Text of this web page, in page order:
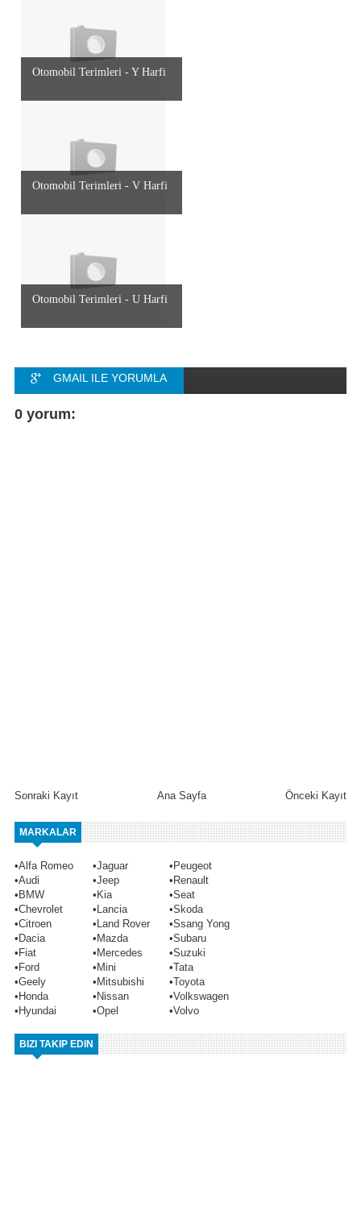
Otomobil Terimleri - Y Harfi
Otomobil Terimleri - V Harfi
Otomobil Terimleri - U Harfi
GMAIL ILE YORUMLA
FACEBOOK ILE
0 yorum:
Sonraki Kayıt Önceki Kayıt
Ana Sayfa
MARKALAR
•Alfa Romeo •Jaguar •Peugeot
•Audi •Jeep •Renault
•BMW •Kia •Seat
•Chevrolet •Lancia •Skoda
•Citroen •Land Rover •Ssang Yong
•Dacia •Mazda •Subaru
•Fiat •Mercedes •Suzuki
•Ford •Mini •Tata
•Geely •Mitsubishi •Toyota
•Honda •Nissan •Volkswagen
•Hyundai •Opel •Volvo
BIZI TAKIP EDIN